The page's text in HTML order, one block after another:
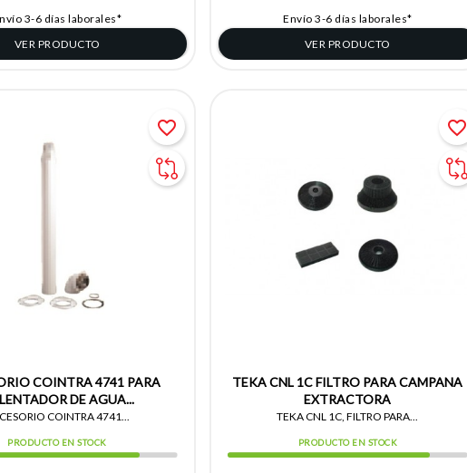
3-6 días laborales*
VER PRODUCTO
Envío 3-6 días laborales*
VER PRODUCTO
COINTRA 4741 PARA
DE AGUA...
COINTRA 4741...
PRODUCTO EN STOCK
favorite_border
TEKA CNL 1C FILTRO PARA CAMPANA
EXTRACTORA
TEKA CNL 1C, FILTRO PARA...
PRODUCTO EN STOCK
favorite_border